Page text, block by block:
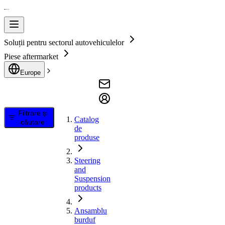
Soluții pentru sectorul autovehiculelor
Piese aftermarket
Europe
Filtrare și
căutare
Catalog
de
produse
Steering
and
Suspension
products
Ansamblu
burduf